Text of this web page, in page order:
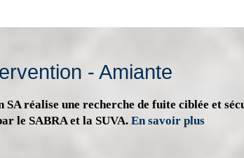
- Amiante
réalise une recherche de fuite ciblée et
le SABRA et la SUVA. En savoir plus